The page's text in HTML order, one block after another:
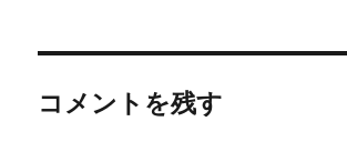
コメントを残す